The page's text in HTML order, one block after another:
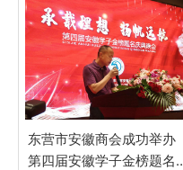
东营市安徽商会成功举办
第四届安徽学子金榜题名